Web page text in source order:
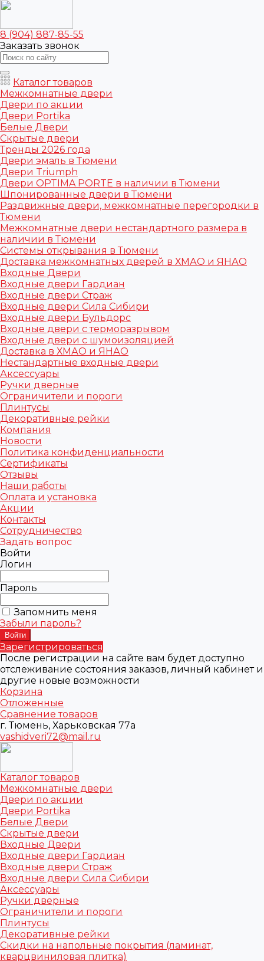
8 (904) 887-85-55
Заказать звонок
Каталог товаров
Межкомнатные двери
Двери по акции
Двери Portika
Белые Двери
Скрытые двери
Тренды 2026 года
Двери эмаль в Тюмени
Двери Triumph
Двери OPTIMA PORTE в наличии в Тюмени
Шпонированные двери в Тюмени
Раздвижные двери, межкомнатные перегородки в
Тюмени
Межкомнатные двери нестандартного размера в
наличии в Тюмени
Системы открывания в Тюмени
Доставка межкомнатных дверей в ХМАО и ЯНАО
Входные Двери
Входные двери Гардиан
Входные двери Страж
Входные двери Сила Сибири
Входные двери Бульдорс
Входные двери с терморазрывом
Входные двери с шумоизоляцией
Доставка в ХМАО и ЯНАО
Нестандартные входные двери
Аксессуары
Ручки дверные
Ограничители и пороги
Плинтусы
Декоративные рейки
Компания
Новости
Политика конфиденциальности
Сертификаты
Отзывы
Наши работы
Оплата и установка
Акции
Контакты
Сотрудничество
Задать вопрос
Войти
Логин
Пароль
Запомнить меня
Забыли пароль?
Зарегистрироваться
После регистрации на сайте вам будет доступно
отслеживание состояния заказов, личный кабинет и
другие новые возможности
Корзина
Отложенные
Сравнение товаров
г. Тюмень, Харьковская 77а
vashidveri72@mail.ru
Каталог товаров
Межкомнатные двери
Двери по акции
Двери Portika
Белые Двери
Скрытые двери
Входные Двери
Входные двери Гардиан
Входные двери Страж
Входные двери Сила Сибири
Аксессуары
Ручки дверные
Ограничители и пороги
Плинтусы
Декоративные рейки
Скидки на напольные покрытия (ламинат,
кварцвиниловая плитка)